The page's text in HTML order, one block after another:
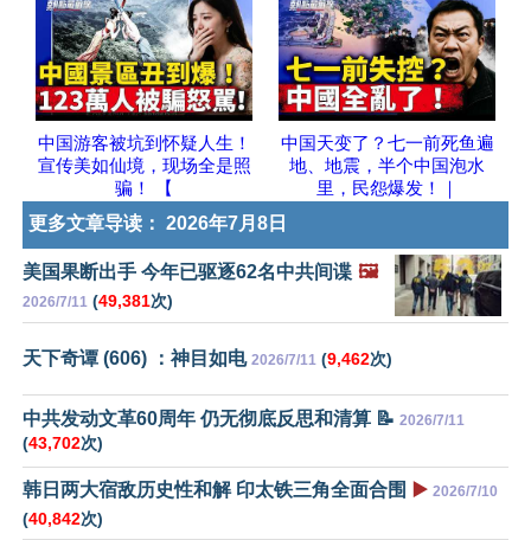
中国游客被坑到怀疑人生！
宣传美如仙境，现场全是照
骗！ 【
中国天变了？七一前死鱼遍
地、地震，半个中国泡水
里，民怨爆发！｜
更多文章导读： 2026年7月8日
美国果断出手 今年已驱逐62名中共间谍 🖼️
2026/7/11 (49,381次)
天下奇谭 (606) ：神目如电 2026/7/11 (9,462次)
中共发动文革60周年 仍无彻底反思和清算 📝 2026/7/11
(43,702次)
韩日两大宿敌历史性和解 印太铁三角全面合围 ▶️ 2026/7/10
(40,842次)